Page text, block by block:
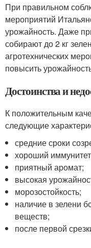
При правильном
мероприятий
урожайность. Даже
собирают до 2 кг
агротехнических
повысить
Достоинства и
К положительным
следующие
средние сроки
хороший
приятный аромат;
высокая
морозостойкость;
наличие в зелени
веществ;
после первой